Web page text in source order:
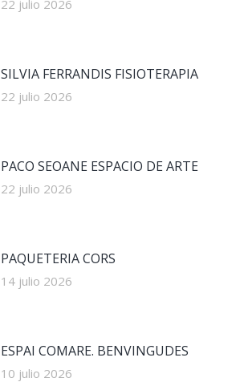
22 julio 2026
SILVIA FERRANDIS FISIOTERAPIA
22 julio 2026
PACO SEOANE ESPACIO DE ARTE
22 julio 2026
PAQUETERIA CORS
14 julio 2026
ESPAI COMARE. BENVINGUDES
10 julio 2026